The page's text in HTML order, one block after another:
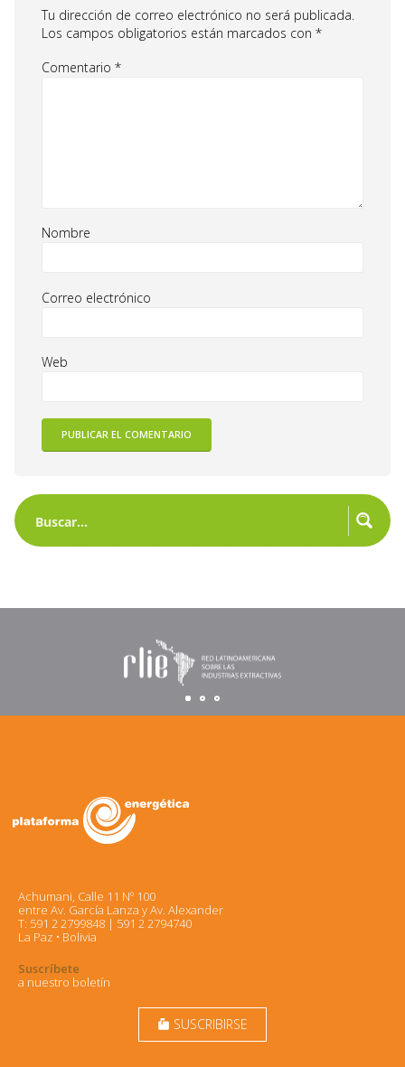
Tu dirección de correo electrónico no será publicada.
Los campos obligatorios están marcados con *
Comentario *
Nombre
Correo electrónico
Web
Achumani, Calle 11 Nº 100
entre Av. García Lanza y Av. Alexander
T: 591 2 2799848 | 591 2 2794740
La Paz • Bolivia
Suscríbete
a nuestro boletín
markunread_mailbox SUSCRIBIRSE